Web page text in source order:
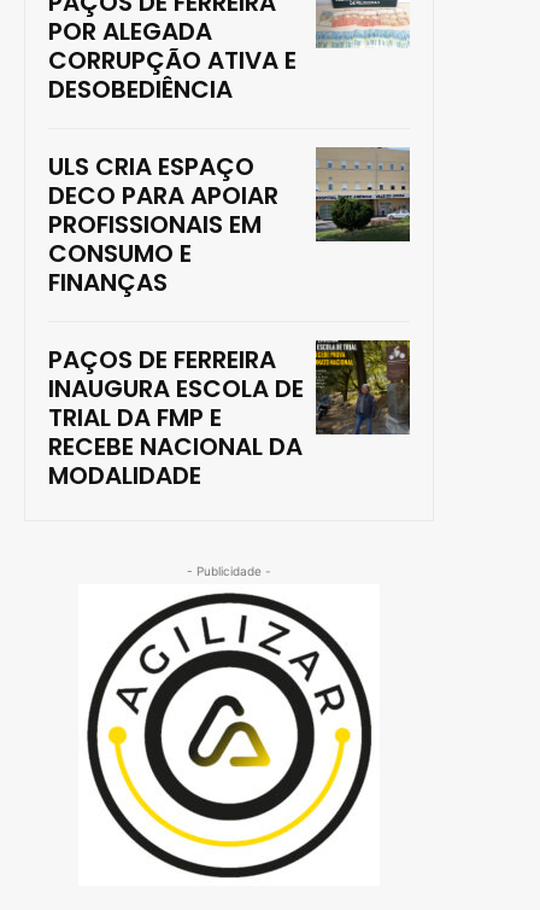
POR ALEGADA
CORRUPÇÃO ATIVA E
DESOBEDIÊNCIA
ULS CRIA ESPAÇO
DECO PARA APOIAR
PROFISSIONAIS EM
CONSUMO E
FINANÇAS
PAÇOS DE FERREIRA
INAUGURA ESCOLA DE
TRIAL DA FMP E
RECEBE NACIONAL DA
MODALIDADE
- Publicidade -